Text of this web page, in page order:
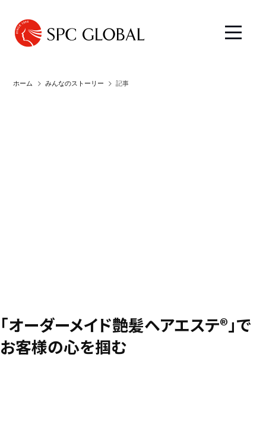
ホーム みんなのストーリー 記事
「オーダーメイド艶髪ヘアエステ®︎」で
お客様の心を掴む